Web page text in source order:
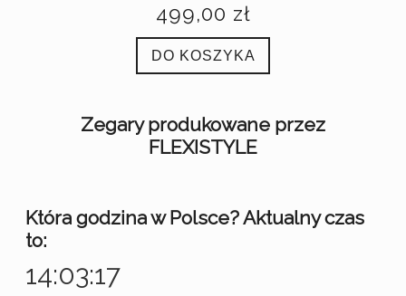
499,00 zł
DO KOSZYKA
Zegary produkowane przez
FLEXISTYLE
Która godzina w Polsce? Aktualny czas
to:
14:03:18